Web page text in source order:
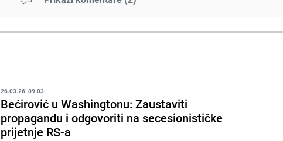
26.03.26. 09:03
Bećirović u Washingtonu: Zaustaviti
propagandu i odgovoriti na secesionističke
prijetnje RS-a